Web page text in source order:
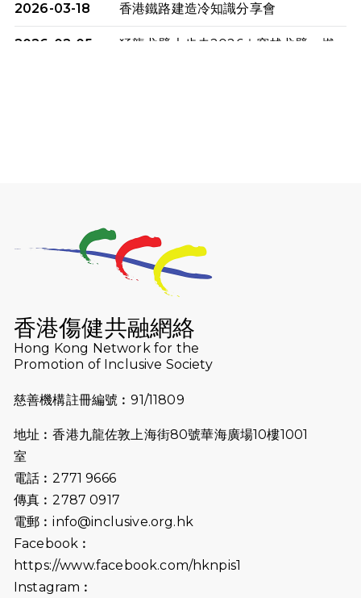
2026-03-18 香港鐵路建造冷知識分享會
2026-02-05
猛龍戈壁大步走2026｜穿越戈壁．燃
2025-09-08 渣打香港馬拉松2026 慈善計劃
Lockton Fearless Dragon Trail
Run 2025
2025-08-07 諾德 x 猛龍慈善共融音樂夜2025
🌟
2025-06-15
會及愛。匯聚商龍會支持！
2025-06-09
《猛龍傳之誰怕誰》電影欣賞 - 感謝
生，GBS，JP出席
香港傷健共融網絡
Hong Kong Network for the
Promotion of Inclusive Society
慈善機構註冊編號︰91/11809
地址︰香港九龍佐敦上海街80號華海廣場10樓1001
室
電話︰2771 9666
傳真︰2787 0917
電郵︰info@inclusive.org.hk
Facebook︰
https://www.facebook.com/hknpis1
Instagram︰